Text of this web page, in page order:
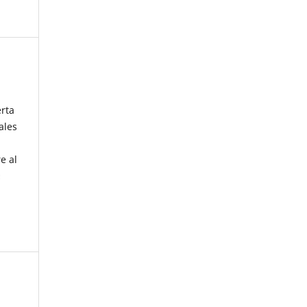
al